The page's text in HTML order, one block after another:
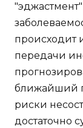
происходит
передачи
ближайший
риски
достаточно